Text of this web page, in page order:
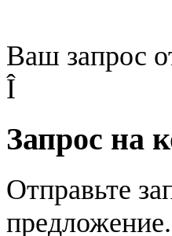
Ваш запрос
Î
Запрос на
Отправьте